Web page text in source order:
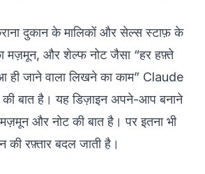
दुकान के मालिकों और सेल्स स्टाफ़ के
मज़मून, और शेल्फ नोट जैसा “हर हफ़्ते
ही जाने वाला लिखने का काम” Claude
बात है। यह डिज़ाइन अपने-आप बनाने
मज़मून और नोट की बात है। पर इतना भी
की रफ़्तार बदल जाती है।